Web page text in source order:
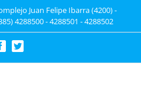
Juan Felipe Ibarra (4200) -
4288500 - 4288501 - 4288502
FacebookTwitter